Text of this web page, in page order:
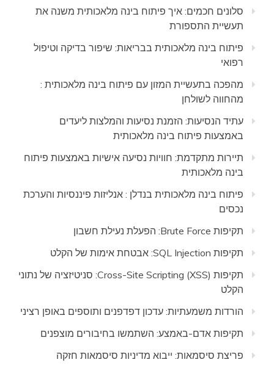
סלונים חכמים: איך פיתוח בינה מלאכותית משנה את
תעשיית התספורת
פיתוח בינה מלאכותית בבריאות: שיפור בדיקה וטיפול
רפואי
מהפכה בתעשיית המזון עם פיתוח בינה מלאכותית :
מהחווה לשולחן
עתיד הנסיעות: הזמנת נסיעות והמלצות ליעדים
באמצעות פיתוח בינה מלאכותית
תיירות מתקדמת: חוויות נסיעה אישיות באמצעות פיתוח
בינה מלאכותית
פיתוח בינה מלאכותית בנדלן : אנליזות פיננסיות והערכת
נכסים
תקיפות Brute Force: הפעלת נעילת חשבון
תקיפות SQL Injection: אבטחת אימות של הקלט
תקיפות Cross-Site Scripting (XSS): סניטיזציה של נתוני
הקלט
הורדות משמעתיות: עדכון דפדפנים ותוספים באופן רציני
תקיפות אדם-באמצע: השתמשו בחיבורים מוצפנים
פריצת סיסמאות: ייבוא מדיניות סיסמאות חזקה